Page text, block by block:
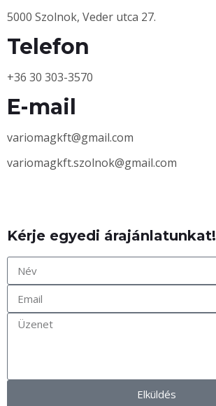
5000 Szolnok, Veder utca 27.
Telefon
+36 30 303-3570
E-mail
variomagkft@gmail.com
variomagkft.szolnok@gmail.com
Kérje egyedi árajánlatunkat!
Elküldés